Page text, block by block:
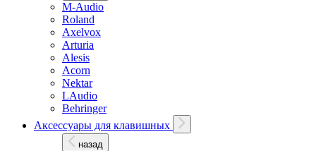
M-Audio
Roland
Axelvox
Arturia
Alesis
Acorn
Nektar
LAudio
Behringer
Аксессуары для клавишных
назад